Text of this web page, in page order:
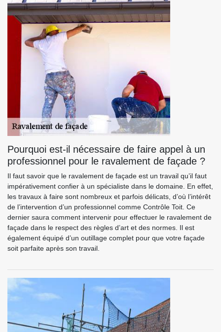
Pourquoi est-il nécessaire de faire appel à un
professionnel pour le ravalement de façade ?
Il faut savoir que le ravalement de façade est un travail qu’il faut
impérativement confier à un spécialiste dans le domaine. En effet,
les travaux à faire sont nombreux et parfois délicats, d’où l’intérêt
de l’intervention d’un professionnel comme Contrôle Toit. Ce
dernier saura comment intervenir pour effectuer le ravalement de
façade dans le respect des règles d’art et des normes. Il est
également équipé d’un outillage complet pour que votre façade
soit parfaite après son travail.